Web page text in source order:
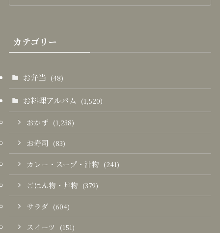
カテゴリー
お弁当 (48)
お料理アルバム (1,520)
おかず (1,238)
お寿司 (83)
カレー・スープ・汁物 (241)
ごはん物・丼物 (379)
サラダ (604)
スイーツ (151)